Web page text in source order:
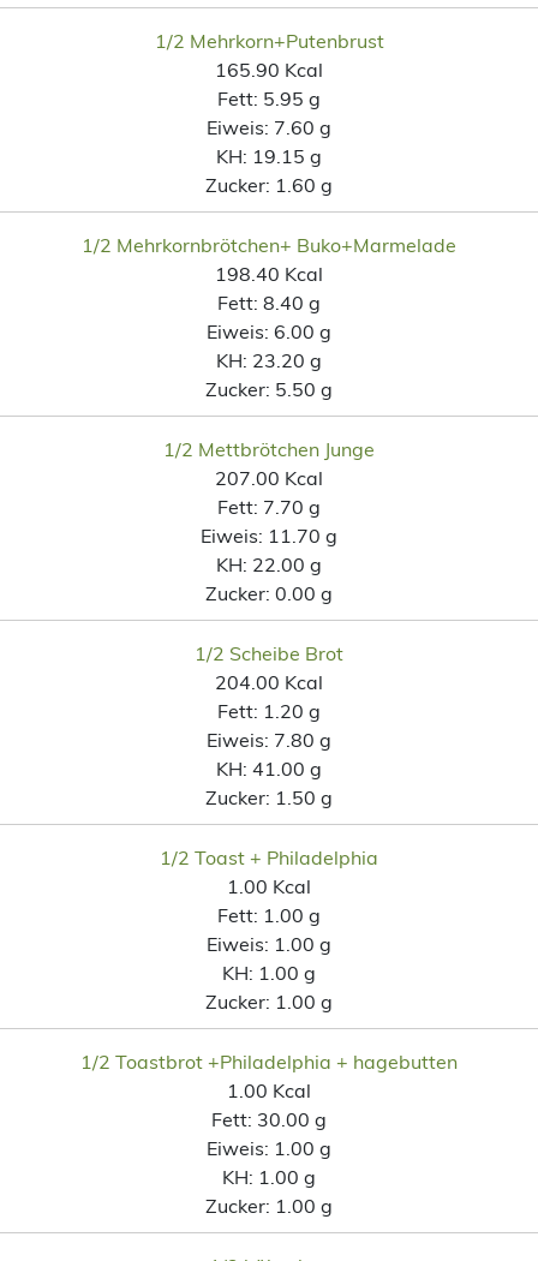
1/2 Mehrkorn+Putenbrust
165.90 Kcal
Fett: 5.95 g
Eiweis: 7.60 g
KH: 19.15 g
Zucker: 1.60 g
1/2 Mehrkornbrötchen+ Buko+Marmelade
198.40 Kcal
Fett: 8.40 g
Eiweis: 6.00 g
KH: 23.20 g
Zucker: 5.50 g
1/2 Mettbrötchen Junge
207.00 Kcal
Fett: 7.70 g
Eiweis: 11.70 g
KH: 22.00 g
Zucker: 0.00 g
1/2 Scheibe Brot
204.00 Kcal
Fett: 1.20 g
Eiweis: 7.80 g
KH: 41.00 g
Zucker: 1.50 g
1/2 Toast + Philadelphia
1.00 Kcal
Fett: 1.00 g
Eiweis: 1.00 g
KH: 1.00 g
Zucker: 1.00 g
1/2 Toastbrot +Philadelphia + hagebutten
1.00 Kcal
Fett: 30.00 g
Eiweis: 1.00 g
KH: 1.00 g
Zucker: 1.00 g